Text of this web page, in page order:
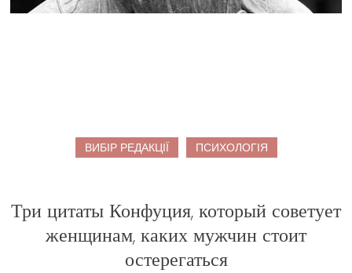
ВИБІР РЕДАКЦІЇ ПСИХОЛОГІЯ
Три цитаты Конфуция, который советует
женщинам, каких мужчин стоит
остерегаться